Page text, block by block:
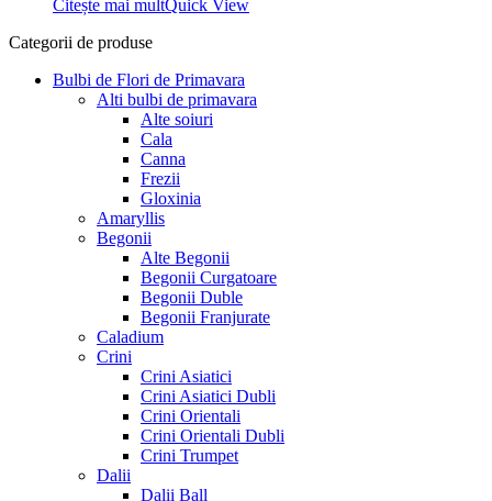
14,99 lei.
Citește mai multQuick View
Categorii de produse
Bulbi de Flori de Primavara
Alti bulbi de primavara
Alte soiuri
Cala
Canna
Frezii
Gloxinia
Amaryllis
Begonii
Alte Begonii
Begonii Curgatoare
Begonii Duble
Begonii Franjurate
Caladium
Crini
Crini Asiatici
Crini Asiatici Dubli
Crini Orientali
Crini Orientali Dubli
Crini Trumpet
Dalii
Dalii Ball